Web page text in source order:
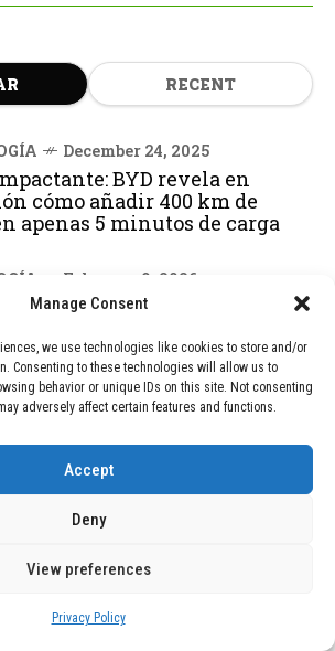
Manage Consent
we use technologies like cookies to store and/or
Consenting to these technologies will allow us to
behavior or unique IDs on this site. Not consenting
adversely affect certain features and functions.
Accept
Deny
View preferences
Privacy Policy
RECENT
December 24, 2025
BYD revela en
cómo añadir 400 km de
apenas 5 minutos de carga
February 9, 2026
800 W, rango de 45 km y
euros y representa una
impresionante
Obligatorias a Partir de
Explosión en Residencia
de Pensilvania Deja al
Dos Víctimas Fatales